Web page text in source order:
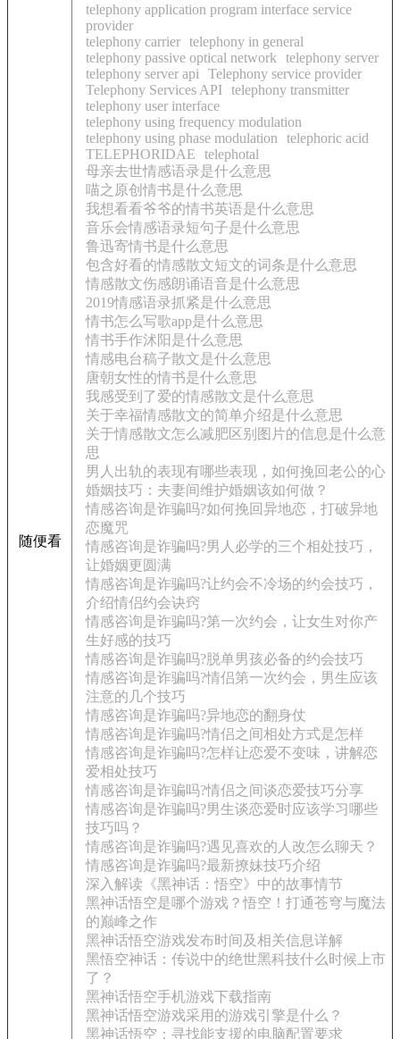
随便看
telephony application program interface service
provider
telephony carrier telephony in general
telephony passive optical network
telephony server
telephony server api
Telephony service provider
Telephony Services API telephony transmitter
telephony user interface
telephony using frequency modulation
telephony using phase modulation
telephoric acid
TELEPHORIDAE
telephotal
母亲去世情感语录是什么意思
喵之原创情书是什么意思
我想看看爷爷的情书英语是什么意思
音乐会情感语录短句子是什么意思
鲁迅寄情书是什么意思
包含好看的情感散文短文的词条是什么意思
情感散文伤感朗诵语音是什么意思
2019情感语录抓紧是什么意思
情书怎么写歌app是什么意思
情书手作沭阳是什么意思
情感电台稿子散文是什么意思
唐朝女性的情书是什么意思
我感受到了爱的情感散文是什么意思
关于幸福情感散文的简单介绍是什么意思
关于情感散文怎么减肥区别图片的信息是什么意
思
男人出轨的表现有哪些表现，如何挽回老公的心
婚姻技巧：夫妻间维护婚姻该如何做？
情感咨询是诈骗吗?如何挽回异地恋，打破异地
恋魔咒
情感咨询是诈骗吗?男人必学的三个相处技巧，
让婚姻更圆满
情感咨询是诈骗吗?让约会不冷场的约会技巧，
介绍情侣约会诀窍
情感咨询是诈骗吗?第一次约会，让女生对你产
生好感的技巧
情感咨询是诈骗吗?脱单男孩必备的约会技巧
情感咨询是诈骗吗?情侣第一次约会，男生应该
注意的几个技巧
情感咨询是诈骗吗?异地恋的翻身仗
情感咨询是诈骗吗?情侣之间相处方式是怎样
情感咨询是诈骗吗?怎样让恋爱不变味，讲解恋
爱相处技巧
情感咨询是诈骗吗?情侣之间谈恋爱技巧分享
情感咨询是诈骗吗?男生谈恋爱时应该学习哪些
技巧吗？
情感咨询是诈骗吗?遇见喜欢的人改怎么聊天？
情感咨询是诈骗吗?最新撩妹技巧介绍
深入解读《黑神话：悟空》中的故事情节
黑神话悟空是哪个游戏？悟空！打通苍穹与魔法
的巅峰之作
黑神话悟空游戏发布时间及相关信息详解
黑悟空神话：传说中的绝世黑科技什么时候上市
了？
黑神话悟空手机游戏下载指南
黑神话悟空游戏采用的游戏引擎是什么？
黑神话悟空：寻找能支援的电脑配置要求